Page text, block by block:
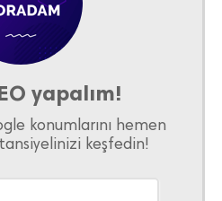
yapalım!
konumlarını hemen
keşfedin!